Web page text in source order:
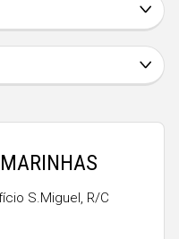
S.Miguel, R/C